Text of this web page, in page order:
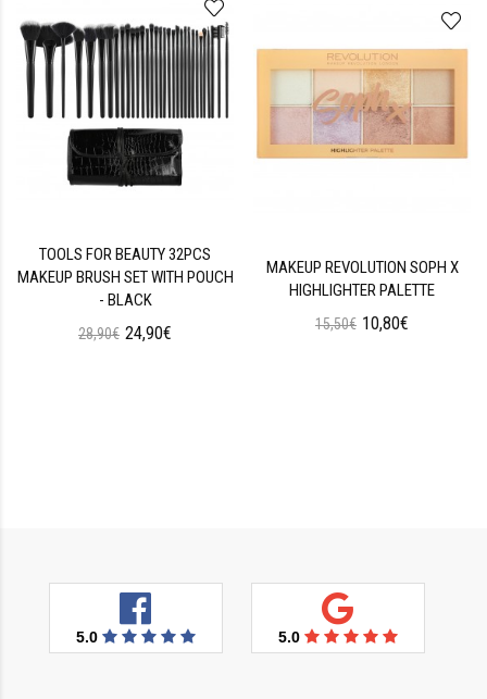
TOOLS FOR BEAUTY 32PCS
MAKEUP BRUSH SET WITH POUCH
- BLACK
28,90€ 24,90€
MAKEUP REVOLUTION SOPH X
HIGHLIGHTER PALETTE
15,50€ 10,80€
5.0 5.0